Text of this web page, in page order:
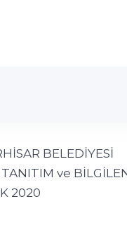
BELEDİYESİ
TANITIM ve
2020